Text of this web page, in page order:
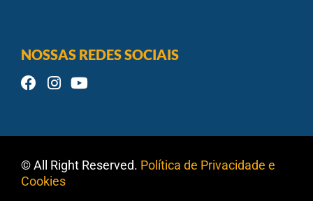
NOSSAS REDES SOCIAIS
© All Right Reserved. Política de Privacidade e
Cookies